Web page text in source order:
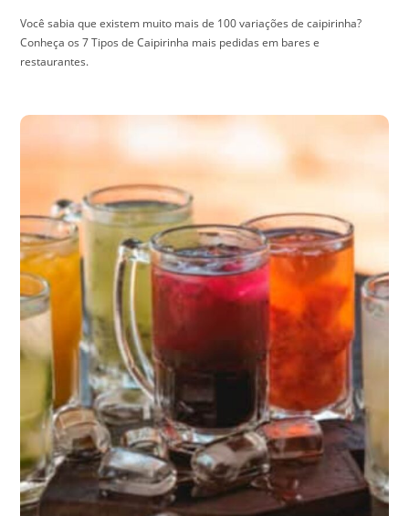
Você sabia que existem muito mais de 100 variações de caipirinha?
Conheça os 7 Tipos de Caipirinha mais pedidas em bares e
restaurantes.